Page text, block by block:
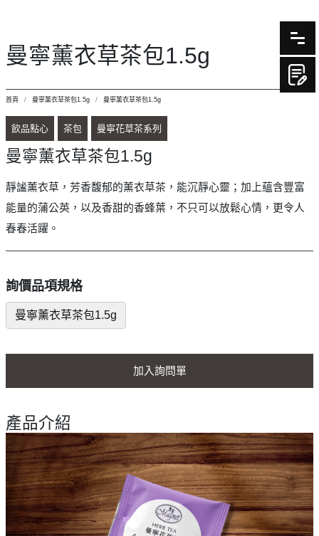
曼寧薰衣草茶包1.5g
首頁 曼寧薰衣草茶包1.5g 曼寧薰衣草茶包1.5g
飲品點心 茶包 曼寧花草茶系列
曼寧薰衣草茶包1.5g
靜謐薰衣草，芳香馥郁的薰衣草茶，能沉靜心靈；加上蘊含豐富
能量的蒲公英，以及香甜的香蜂葉，不只可以放鬆心情，更令人
春春活躍。
詢價品項規格
曼寧薰衣草茶包1.5g
加入詢問單
產品介紹